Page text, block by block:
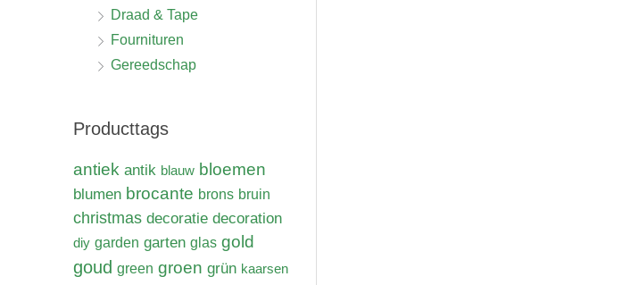
Draad & Tape
Fournituren
Gereedschap
Producttags
antiek antik blauw bloemen
blumen brocante brons bruin
christmas decoratie decoration
diy garden garten glas gold
goud green groen grün kaarsen